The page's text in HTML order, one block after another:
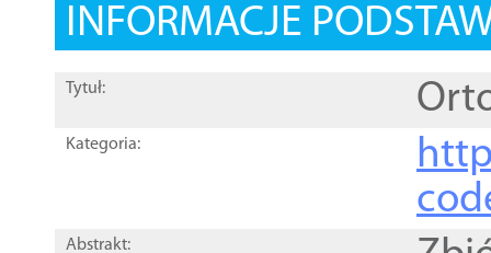
INFORMACJE
Tytuł:
Kategoria:
Abstrakt: